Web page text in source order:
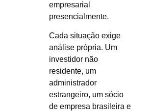
empresarial
presencialmente.
Cada situação exige
análise própria. Um
investidor não
residente, um
administrador
estrangeiro, um sócio
de empresa brasileira e